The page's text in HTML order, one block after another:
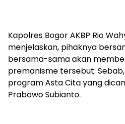
Kapolres Bogor AKBP Rio
menjelaskan, pihaknya
bersama-sama akan
premanisme tersebut.
program Asta Cita yang
Prabowo Subianto.